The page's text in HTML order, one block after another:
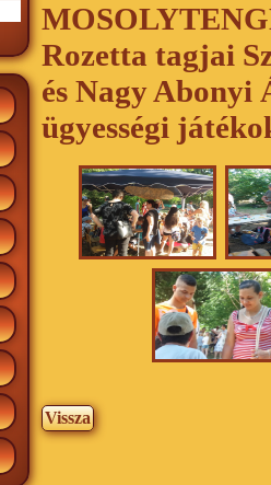
Rozetta tagjai
és Nagy Abonyi
ügyességi
Vissza